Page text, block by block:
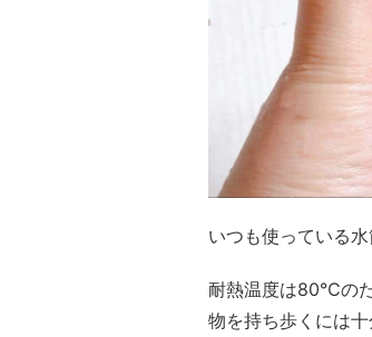
いつも使っている
耐熱温度は80℃の
物を持ち歩くには